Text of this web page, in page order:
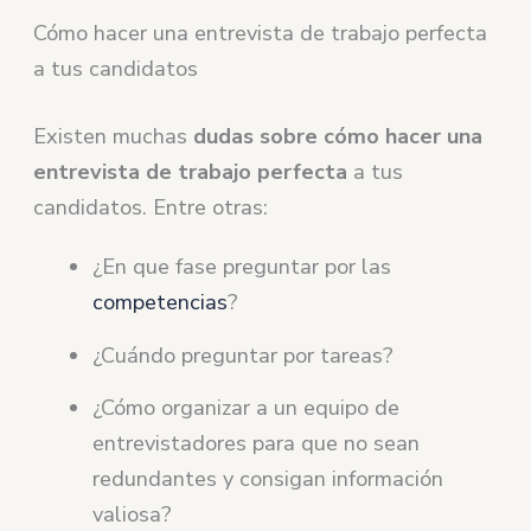
Cómo hacer una entrevista de trabajo perfecta
a tus candidatos
Existen muchas dudas sobre cómo hacer una
entrevista de trabajo perfecta a tus
candidatos. Entre otras:
¿En que fase preguntar por las
competencias?
¿Cuándo preguntar por tareas?
¿Cómo organizar a un equipo de
entrevistadores para que no sean
redundantes y consigan información
valiosa?